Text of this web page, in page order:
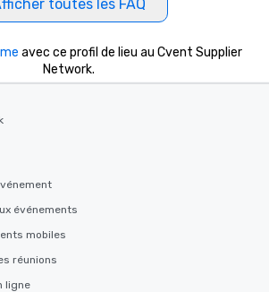
toutes les FAQ
avec ce profil de lieu au Cvent Supplier
Network.
événements
mobiles
réunions
ligne